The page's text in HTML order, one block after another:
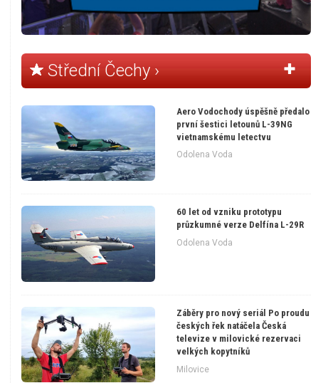
Střední Čechy ›
Aero Vodochody úspěšně předalo
první šestici letounů L-39NG
vietnamskému letectvu
Odolena Voda
60 let od vzniku prototypu
průzkumné verze Delfína L-29R
Odolena Voda
Záběry pro nový seriál Po proudu
českých řek natáčela Česká
televize v milovické rezervaci
velkých kopytníků
Milovice